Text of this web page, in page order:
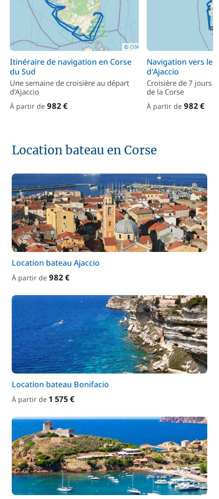
Itinéraire de navigation en Corse
du Sud
Une semaine de croisière au départ
d'Ajaccio
À partir de 982 €
Navigation vers le
d'Ajaccio
Croisière de 7 jours
de la Corse
À partir de 982 €
Location bateau en Corse
Location bateau Ajaccio
À partir de 982 €
Location bateau Bonifacio
À partir de 1 575 €